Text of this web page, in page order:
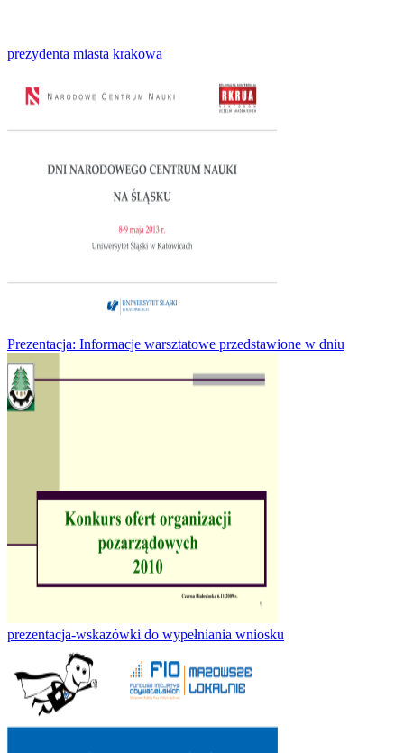
prezydenta miasta krakowa
Prezentacja: Informacje warsztatowe przedstawione w dniu
prezentacja-wskazówki do wypełniania wniosku